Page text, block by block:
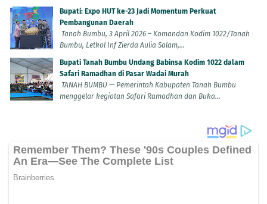
Bupati: Expo HUT ke-23 Jadi Momentum Perkuat
Pembangunan Daerah
Tanah Bumbu, 3 April 2026 – Komandan Kodim 1022/Tanah
Bumbu, Letkol Inf Zierda Aulia Salam,...
Bupati Tanah Bumbu Undang Babinsa Kodim 1022 dalam
Safari Ramadhan di Pasar Wadai Murah
TANAH BUMBU — Pemerintah Kabupaten Tanah Bumbu
menggelar kegiatan Safari Ramadhan dan Buka...